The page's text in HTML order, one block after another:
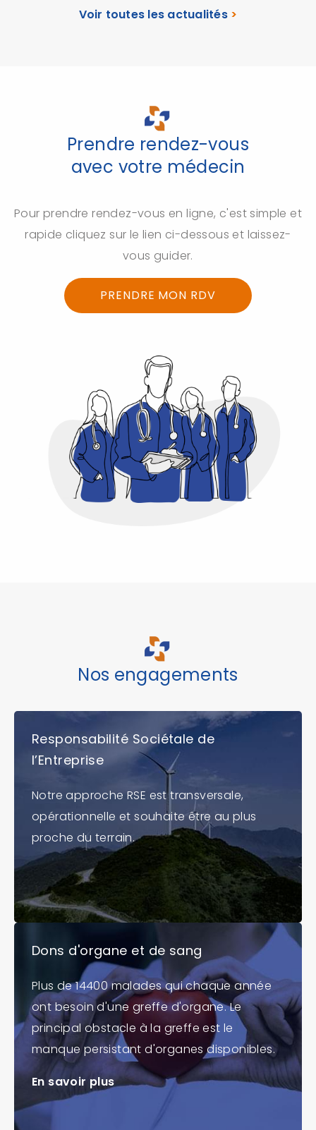
Voir toutes les actualités >
Prendre rendez-vous
avec votre médecin
Pour prendre rendez-vous en ligne, c'est simple et
rapide cliquez sur le lien ci-dessous et laissez-
vous guider.
PRENDRE MON RDV
Nos engagements
Responsabilité Sociétale de
l’Entreprise
Notre approche RSE est transversale,
opérationnelle et souhaite être au plus
proche du terrain.
Dons d'organe et de sang
Plus de 14400 malades qui chaque année
ont besoin d'une greffe d'organe. Le
principal obstacle à la greffe est le
manque persistant d'organes disponibles.
En savoir plus